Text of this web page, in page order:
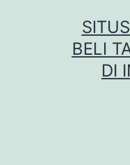
BELI
DI